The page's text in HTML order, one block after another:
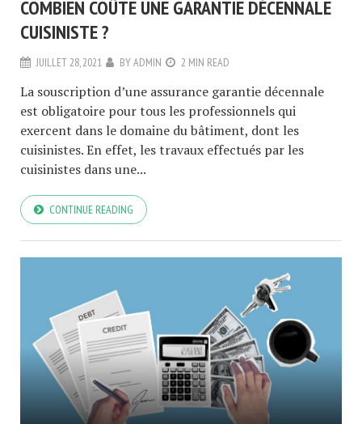
COMBIEN COÛTE UNE GARANTIE DÉCENNALE
CUISINISTE ?
JUILLET 28, 2021 BYADMIN 2 MIN READ
La souscription d’une assurance garantie décennale
est obligatoire pour tous les professionnels qui
exercent dans le domaine du bâtiment, dont les
cuisinistes. En effet, les travaux effectués par les
cuisinistes dans une...
CONTINUE READING